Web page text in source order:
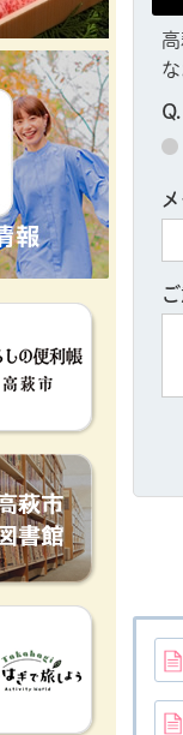
MyRideのるる
移住定住
高萩市YouTube公
た